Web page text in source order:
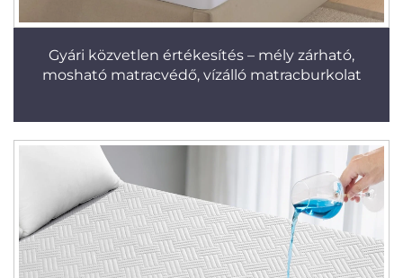
Gyári közvetlen értékesítés – mély zárható,
mosható matracvédő, vízálló matracburkolat